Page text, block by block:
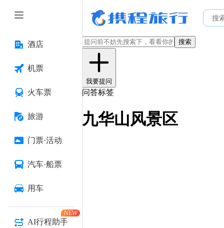
酒店
机票
火车票
旅游
门票·活动
汽车·船票
用车
AI行程助手
NEW
搜索
我要提问
问答标签
九华山风景区